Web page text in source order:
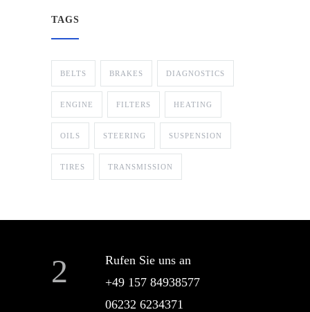
TAGS
BELTS BRAKES DIAGNOSTICS
ENGINE FILTERS HEATING
OILS STEERING SUSPENSION
TIRES TRANSMISSION
Rufen Sie uns an
+49 157 84938577
06232 6234371